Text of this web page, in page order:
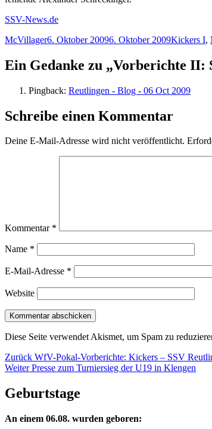
SSV-News.de
Autor
McVillagerVeröffentlicht
6. Oktober 20096. Oktober 2009Kategorien
Kickers I,
Ein Gedanke zu „Vorberichte II:
Pingback: Reutlingen - Blog - 06 Oct 2009
Schreibe einen Kommentar
Deine E-Mail-Adresse wird nicht veröffentlicht.
Kommentar *
Name *
E-Mail-Adresse *
Website
Diese Seite verwendet Akismet, um Spam zu
Beitragsnavigation
Zurück Vorheriger
Beitrag:
WfV-Pokal-Vorberichte: Kickers – SSV
Weiter Nächster
Presse zum Turniersieg der U19 in Klengen
Geburtstage
An einem 06.08. wurden geboren: